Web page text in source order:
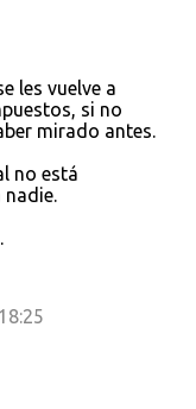
les vuelve a
si no
mirado antes.
no está